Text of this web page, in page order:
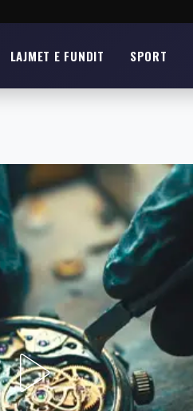
LAJMET E FUNDIT SPORT